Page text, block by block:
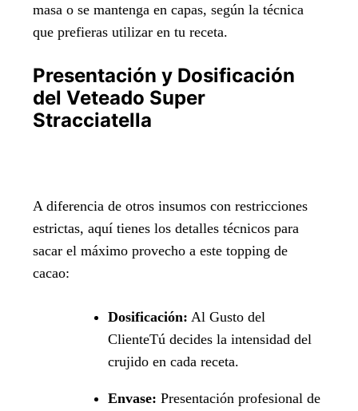
masa o se mantenga en capas, según la técnica
que prefieras utilizar en tu receta.
Presentación y Dosificación
del Veteado Super
Stracciatella
A diferencia de otros insumos con restricciones
estrictas, aquí tienes los detalles técnicos para
sacar el máximo provecho a este topping de
cacao:
Dosificación: Al Gusto del
ClienteTú decides la intensidad del
crujido en cada receta.
Envase: Presentación profesional de